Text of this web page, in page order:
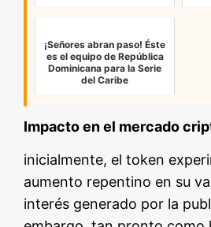
¡Señores abran paso! Éste
es el equipo de República
Dominicana para la Serie
del Caribe
Impacto en el mercado
inicialmente, el token
aumento repentino en su
interés generado por la